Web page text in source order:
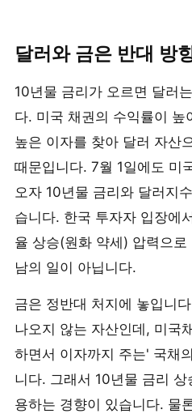
달러와 금은 반대 방
10년물 금리가 오르면 달러
다. 미국 채권의 수익률이 높
높은 이자를 찾아 달러 자산
때문입니다. 7월 1일에도 미
오자 10년물 금리와 달러지
습니다. 한국 투자자 입장에
율 상승(원화 약세) 압력으
남의 일이 아닙니다.
금은 정반대 처지에 놓입니
나오지 않는 자산인데, 미국
하면서 이자까지 주는' 국채
니다. 그래서 10년물 금리
용하는 경향이 있습니다. 물